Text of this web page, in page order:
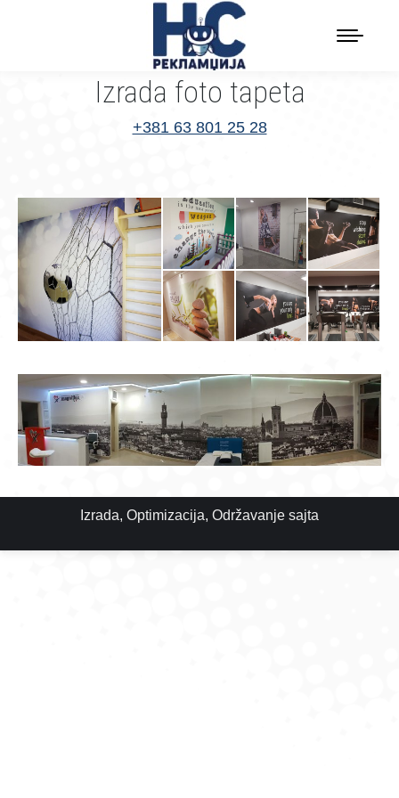
Izrada foto tapeta
+381 63 801 25 28
Izrada, Optimizacija, Održavanje sajta